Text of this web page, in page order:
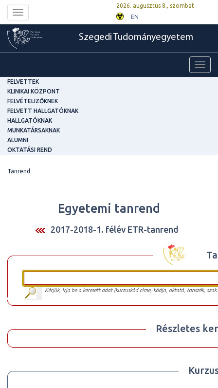
Toggle
navigation
2026. augusztus 8., szombat
EN
Szegedi Tudományegyetem
FELVETTEK
KLINIKAI KÖZPONT
FELVÉTELIZŐKNEK
FELVETT HALLGATÓKNAK
HALLGATÓKNAK
MUNKATÁRSAKNAK
ALUMNI
OKTATÁSI REND
Tanrend
Egyetemi tanrend
2017-2018-1. félév ETR-tanrend
Kérjük, írja be a keresett adat (kurzuskód címe, kódja, oktató, tanszék,
Részletes